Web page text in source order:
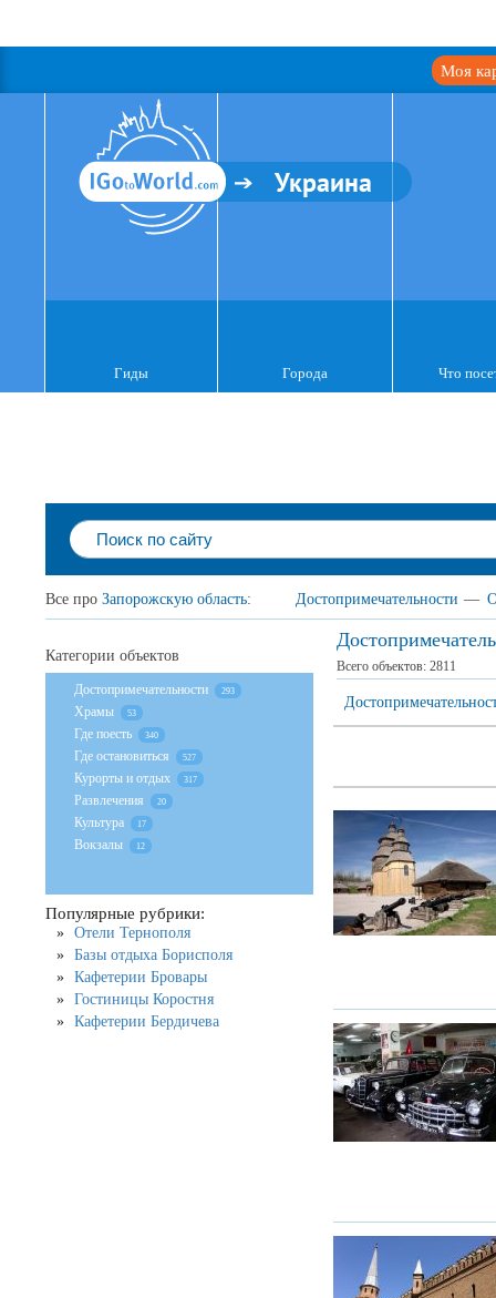
Моя
Украина
Гиды Города Что
Все про Запорожскую область: Достопримечательности —
Всего объектов: 2811
Категории объектов
Достопримечательности 293
Храмы 53
Где поесть 340
Где остановиться 527
Курорты и отдых 317
Развлечения 20
Культура 17
Вокзалы 12
Популярные рубрики:
Отели Тернополя
Базы отдыха Борисполя
Кафетерии Бровары
Гостиницы Коростня
Кафетерии Бердичева